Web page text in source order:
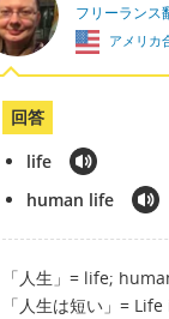
フリーランス
アメリカ
回答
life
human life
「人生」= life;
「人生は短い」=